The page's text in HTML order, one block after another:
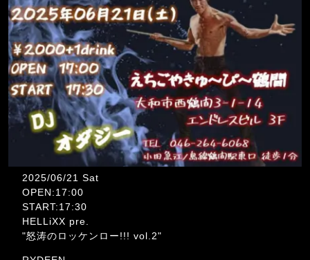
2025/06/21 Sat
OPEN:17:00
START:17:30
HELLiXX pre.
"怒涛のロッケンロー!!! vol.2"